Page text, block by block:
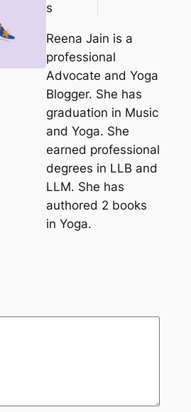
s
Reena Jain is a
professional
Advocate and Yoga
Blogger. She has
graduation in Music
and Yoga. She
earned professional
degrees in LLB and
LLM. She has
authored 2 books
in Yoga.